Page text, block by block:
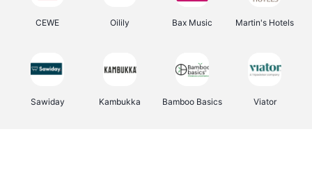
CEWE Oilily Bax Music Martin's Hotels
Sawiday Kambukka Bamboo Basics Viator